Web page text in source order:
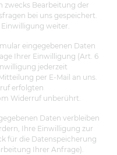
zwecks Bearbeitung der
bei uns gespeichert.
weiter.
eingegebenen Daten
Ihrer Einwilligung (Art. 6
jederzeit
per E-Mail an uns.
erfolgten
Widerruf unberührt.
Daten verbleiben
Ihre Einwilligung zur
für die Datenspeicherung
Ihrer Anfrage).